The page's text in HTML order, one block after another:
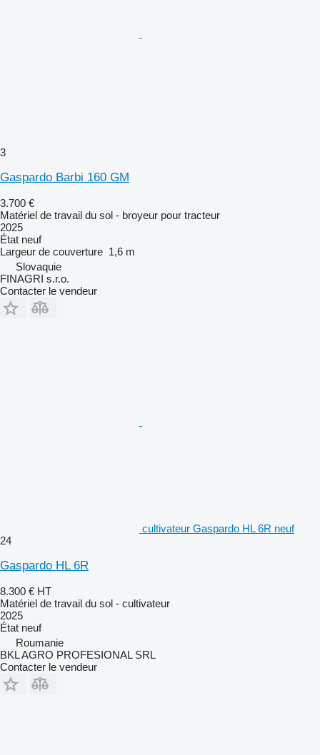
3
Gaspardo Barbi 160 GM
3.700 €
Matériel de travail du sol - broyeur pour tracteur
2025
État neuf
Largeur de couverture 1,6 m
Slovaquie
FINAGRI s.r.o.
Contacter le vendeur
cultivateur Gaspardo HL 6R neuf
24
Gaspardo HL 6R
8.300 € HT
Matériel de travail du sol - cultivateur
2025
État neuf
Roumanie
BKL AGRO PROFESIONAL SRL
Contacter le vendeur